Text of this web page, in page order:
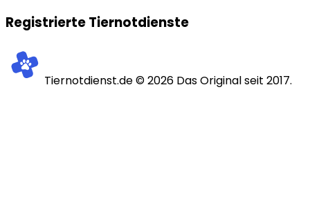
Registrierte Tiernotdienste
Tiernotdienst.de ©2026 Das Original seit 2017.